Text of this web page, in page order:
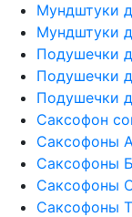
Мундштуки
Мундштуки
Подушечки
Подушечки
Подушечки
Саксофон
Саксофоны
Саксофоны
Саксофоны
Саксофоны